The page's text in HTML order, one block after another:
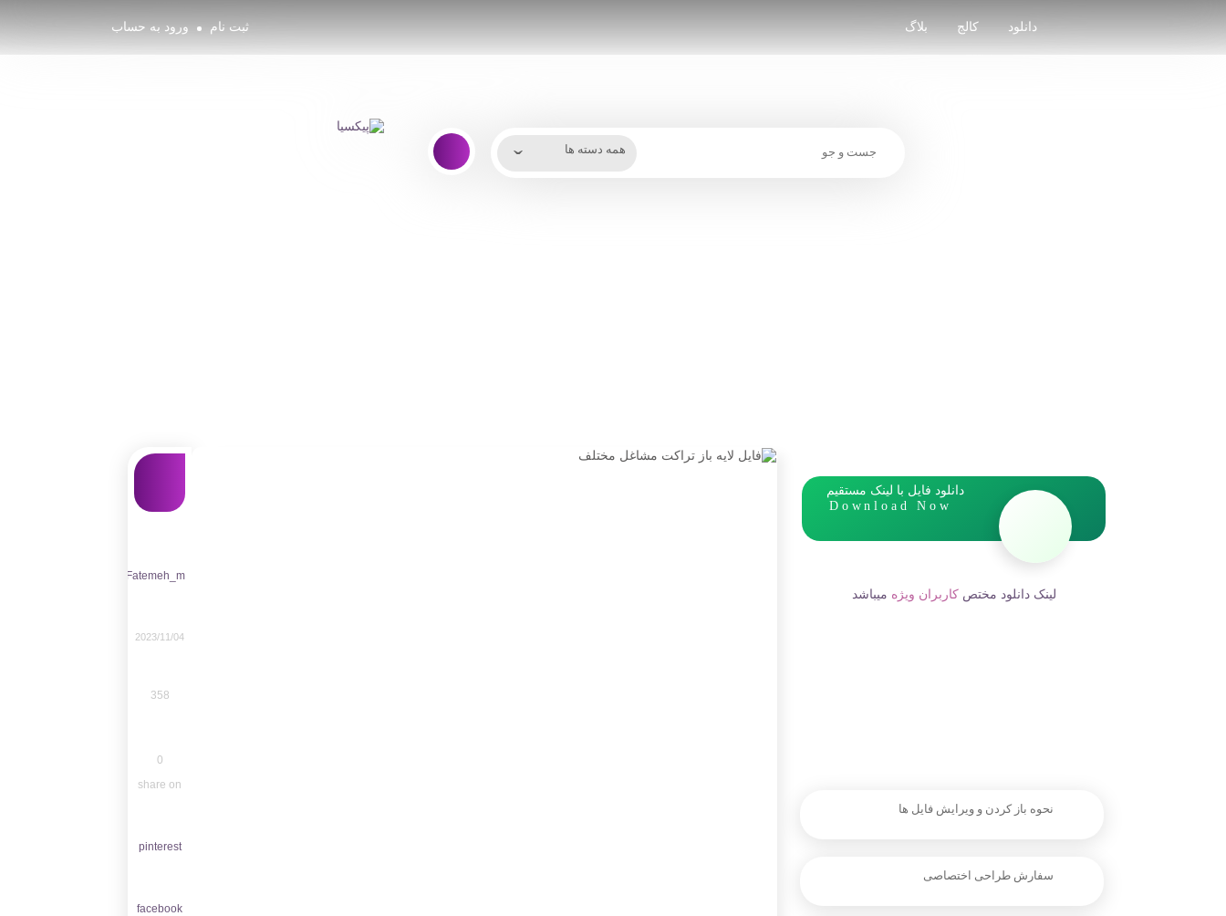
دانلود کالج بلاگ ثبت نام ورود به حساب
دانلود فایل با لینک مستقیم
Download Now
لینک دانلود مختصکاربران ویژه میباشد
نحوه باز کردن و ویرایش فایل ها
سفارش طراحی اختصاصی
Fatemeh_m
2023/11/04
358
0
share on
pinterest
facebook